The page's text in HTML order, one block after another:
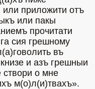
или приложити отъ
или пакы
прочитати
сия грешному
въ
и азъ грешныи
о мне
м(о)л(и)твахъ».